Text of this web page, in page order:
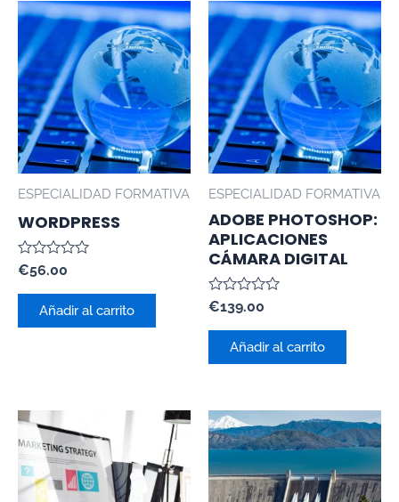
ESPECIALIDAD FORMATIVA
WORDPRESS
Valorado
con
0
€56.00
Añadir al carrito
ESPECIALIDAD FORMATIVA
ADOBE PHOTOSHOP:
APLICACIONES
CÁMARA DIGITAL
Valorado
con
0
€139.00
Añadir al carrito